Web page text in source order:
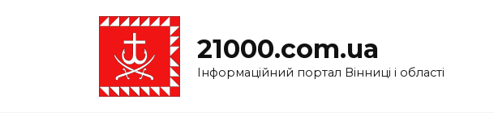
21000.com.ua
Інформаційний портал Вінниці і області